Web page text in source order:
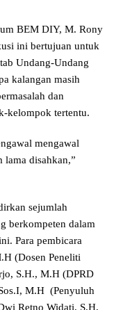
BEM DIY, M. Rony
ini bertujuan untuk
Undang-Undang
kalangan masih
dan
kelompok tertentu.
mengawal
lama disahkan,”
sejumlah
berkompeten dalam
Para pembicara
(Dosen Peneliti
S.H., M.H (DPRD
M.H (Penyuluh
Retno Widati, S.H,